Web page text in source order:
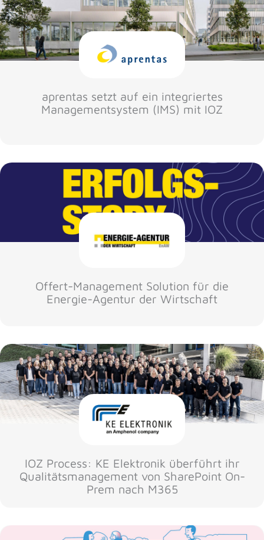
aprentas setzt auf ein integriertes
Managementsystem (IMS) mit IOZ
Offert-Management Solution für die
Energie-Agentur der Wirtschaft
IOZ Process: KE Elektronik überführt ihr
Qualitätsmanagement von SharePoint On-
Prem nach M365